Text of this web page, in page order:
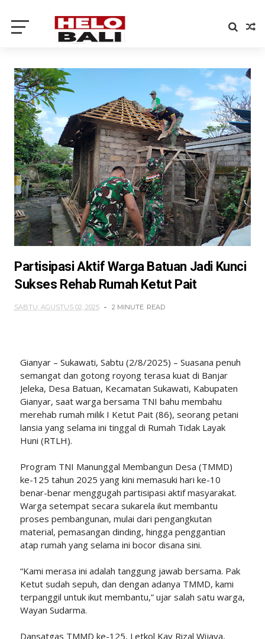
Partisipasi Aktif Warga Batuan Jadi Kunci
Sukses Rehab Rumah Ketut Pait
SABTU, AGUSTUS 02, 2025 2 MINUTE READ
Gianyar – Sukawati, Sabtu (2/8/2025) – Suasana penuh
semangat dan gotong royong terasa kuat di Banjar
Jeleka, Desa Batuan, Kecamatan Sukawati, Kabupaten
Gianyar, saat warga bersama TNI bahu membahu
merehab rumah milik I Ketut Pait (86), seorang petani
lansia yang selama ini tinggal di Rumah Tidak Layak
Huni (RTLH).
Program TNI Manunggal Membangun Desa (TMMD)
ke-125 tahun 2025 yang kini memasuki hari ke-10
benar-benar menggugah partisipasi aktif masyarakat.
Warga setempat secara sukarela ikut membantu
proses pembangunan, mulai dari pengangkutan
material, pemasangan dinding, hingga penggantian
atap rumah yang selama ini bocor disana sini.
“Kami merasa ini adalah tanggung jawab bersama. Pak
Ketut sudah sepuh, dan dengan adanya TMMD, kami
terpanggil untuk ikut membantu,” ujar salah satu warga,
Wayan Sudarma.
Dansatgas TMMD ke-125, Letkol Kav Rizal Wijaya,